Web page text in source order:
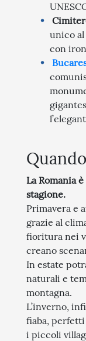
unico
con
La Romania
stagione.
Primavera e
grazie al
fioritura nei
creano
In estate
naturali e
montagna.
L’inverno,
fiaba, perfetti
i piccoli